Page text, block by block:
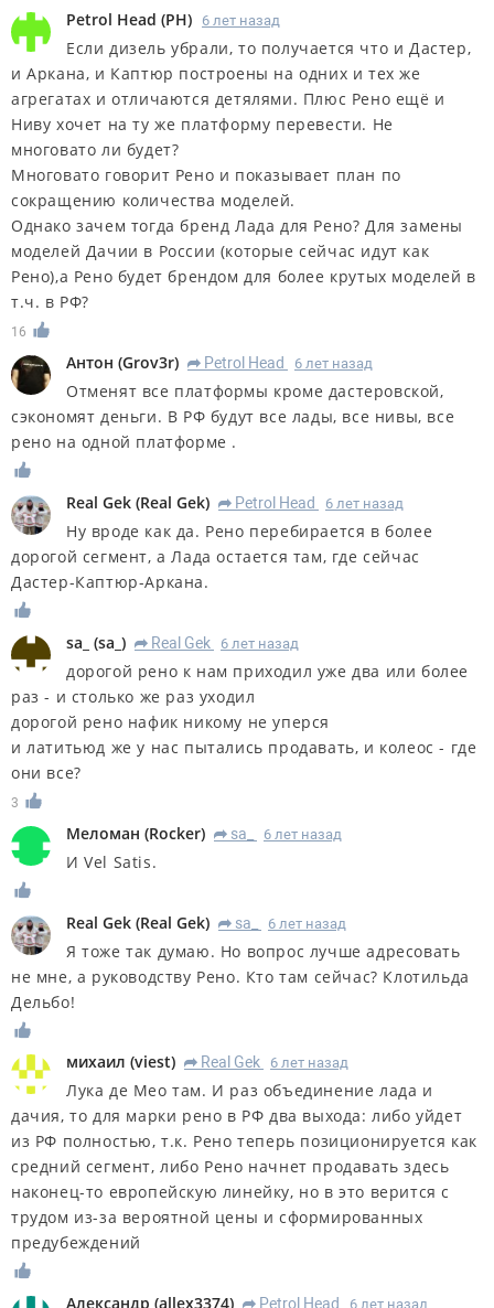
Petrol Head (PH) 6 лет назад
Если дизель убрали, то получается что и Дастер,
и Аркана, и Каптюр построены на одних и тех же
агрегатах и отличаются детялями. Плюс Рено ещё и
Ниву хочет на ту же платформу перевести. Не
многовато ли будет?
Многовато говорит Рено и показывает план по
сокращению количества моделей.
Однако зачем тогда бренд Лада для Рено? Для замены
моделей Дачии в России (которые сейчас идут как
Рено),а Рено будет брендом для более крутых моделей в
т.ч. в РФ?
16
Антон (Grov3r) R Petrol Head 6 лет назад
Отменят все платформы кроме дастеровской,
сэкономят деньги. В РФ будут все лады, все нивы, все
рено на одной платформе .
Real Gek (Real Gek) R Petrol Head 6 лет назад
Ну вроде как да. Рено перебирается в более
дорогой сегмент, а Лада остается там, где сейчас
Дастер-Каптюр-Аркана.
sa_ (sa_ ) R Real Gek 6 лет назад
дорогой рено к нам приходил уже два или более
раз - и столько же раз уходил
дорогой рено нафик никому не уперся
и латитьюд же у нас пытались продавать, и колеос - где
они все?
3
Меломан (Rocker) R sa_ 6 лет назад
И Vel Satis.
Real Gek (Real Gek) R sa_ 6 лет назад
Я тоже так думаю. Но вопрос лучше адресовать
не мне, а руководству Рено. Кто там сейчас? Клотильда
Дельбо!
михаил (viest) R Real Gek 6 лет назад
Лука де Мео там. И раз объединение лада и
дачия, то для марки рено в РФ два выхода: либо уйдет
из РФ полностью, т.к. Рено теперь позиционируется как
средний сегмент, либо Рено начнет продавать здесь
наконец-то европейскую линейку, но в это верится с
трудом из-за вероятной цены и сформированных
предубеждений
Александр (allex3374) R Petrol Head 6 лет назад